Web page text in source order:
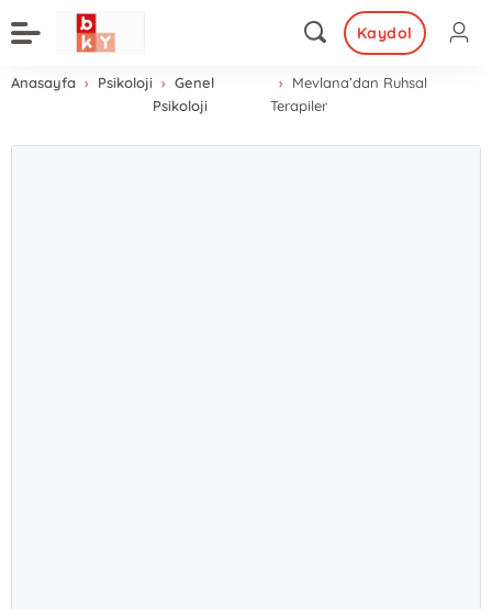
Kaydol
Anasayfa Psikoloji
Genel
Psikoloji
Mevlana’dan Ruhsal
Terapiler